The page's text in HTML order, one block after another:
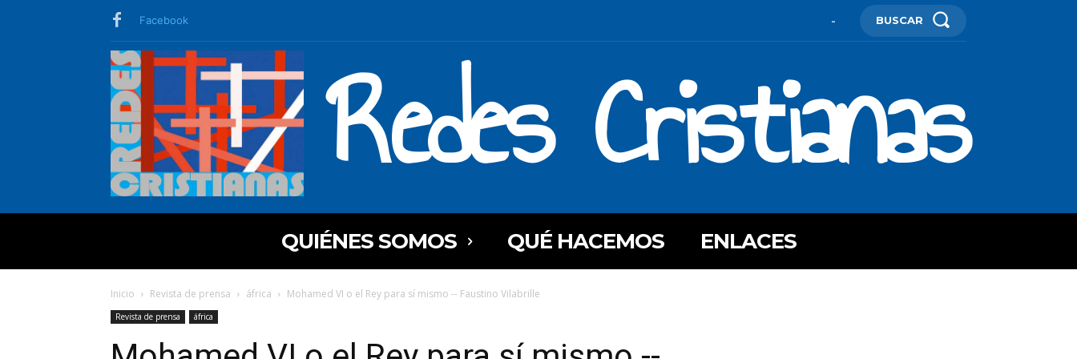
Facebook - BUSCAR
Redes Cristianas
QUIÉNES SOMOS QUÉ HACEMOS ENLACES
Inicio Revista de prensa áfrica Mohamed VI o el Rey para sí mismo -- Faustino Vilabrille
Revista de prensa áfrica